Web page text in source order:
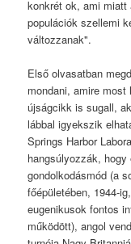
konkrét ok, ami miatt
populációk szellemi
változzanak".
Első olvasatban
mondani, amire
újságcikk is sugall,
lábbal igyekszik
Springs Harbor
hangsúlyozzák,
gondolkodásmód (a
főépületében, 1944-
eugenikusok fontos
működött), angol